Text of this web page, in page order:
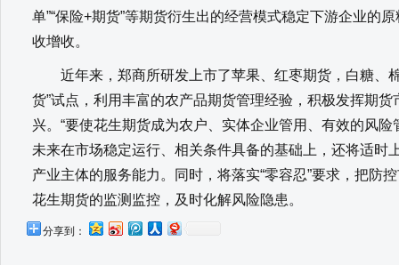
单”“保险+期货”等期货衍生出的经营模式稳定下游企业的
收增收。
近年来，郑商所研发上市了苹果、红枣期货，白糖、
货”试点，利用丰富的农产品期货管理经验，积极发挥期
兴。“要使花生期货成为农户、实体企业管用、有效的风
未来在市场稳定运行、相关条件具备的基础上，还将适时
产业主体的服务能力。同时，将落实“零容忍”要求，把防
花生期货的监测监控，及时化解风险隐患。
分享到：